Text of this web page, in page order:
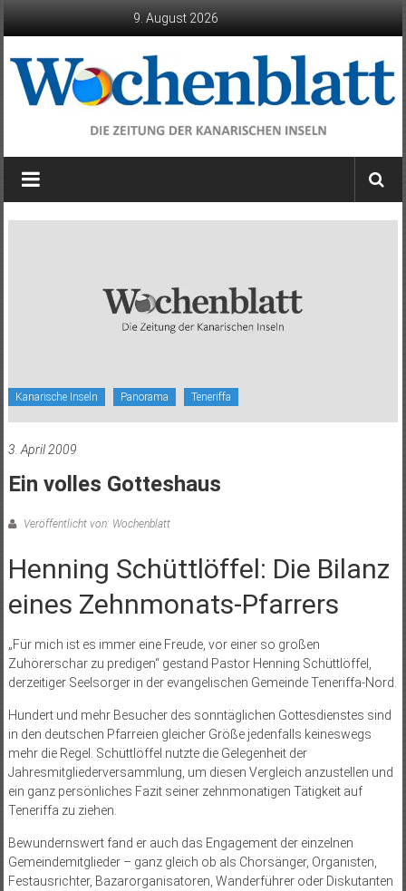
9. August 2026
Wochenblatt
die
Kanarische Inseln Panorama Teneriffa
3. April 2009
Ein volles Gotteshaus
Veröffentlicht von: Wochenblatt
Henning Schüttlöffel: Die Bilanz
eines Zehnmonats-Pfarrers
„Für mich ist es immer eine Freude, vor einer so großen
Zuhörerschar zu predigen“ gestand Pastor Henning Schüttlöffel,
derzeitiger Seelsorger in der evangelischen Gemeinde Teneriffa-Nord.
Hundert und mehr Besucher des sonntäglichen Gottesdienstes sind
in den deutschen Pfarreien gleicher Größe jedenfalls keineswegs
mehr die Regel. Schüttlöffel nutzte die Gelegenheit der
Jahresmitgliederversammlung, um diesen Vergleich anzustellen und
ein ganz persönliches Fazit seiner zehnmonatigen Tätigkeit auf
Teneriffa zu ziehen.
Bewundernswert fand er auch das Engagement der einzelnen
Gemeindemitglieder – ganz gleich ob als Chorsänger, Organisten,
Festausrichter, Bazarorganisatoren, Wanderführer oder Diskutanten